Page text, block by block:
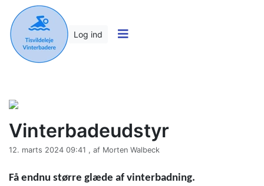
Log ind
Vinterbadeudstyr
12. marts 2024 09:41 , af Morten Walbeck
Få endnu større glæde af vinterbadning.